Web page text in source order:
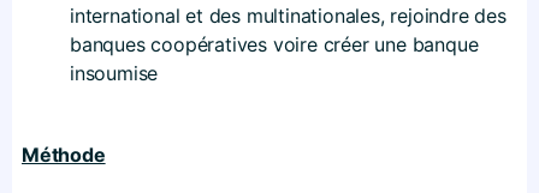
international et des multinationales, rejoindre des
banques coopératives voire créer une banque
insoumise
Méthode